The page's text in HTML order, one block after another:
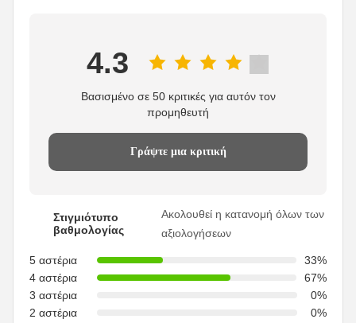
4.3
Βασισμένο σε 50 κριτικές για αυτόν τον
προμηθευτή
Γράψτε μια κριτική
Στιγμιότυπο
βαθμολογίας
Ακολουθεί η κατανομή όλων των
αξιολογήσεων
5 αστέρια
33%
4 αστέρια
67%
3 αστέρια
0%
2 αστέρια
0%